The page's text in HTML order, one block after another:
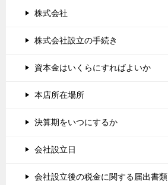
株式会社
株式会社設立の手続き
資本金はいくらにすればよいか
本店所在場所
決算期をいつにするか
会社設立日
会社設立後の税金に関する届出書類